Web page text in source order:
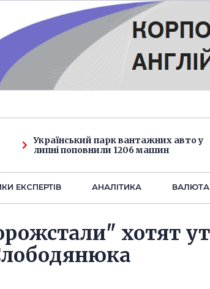
Український парк вантажних авто у
липні поповнили 1206 машин
ЕКСПЕРТIВ АНАЛIТИКА ВАЛЮТА
хотят